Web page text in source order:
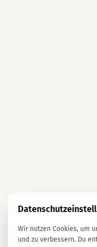
Wir nutzen Cookies, um
und zu verbessern. Du